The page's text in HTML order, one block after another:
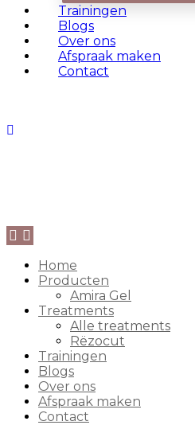
Trainingen
Blogs
Over ons
Afspraak maken
Contact
Home
Producten
Amira Gel
Treatments
Alle treatments
Rëzocut
Trainingen
Blogs
Over ons
Afspraak maken
Contact